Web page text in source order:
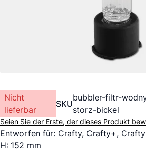
Nicht
lieferbar
SKU
bubbler-filtr-
storz-bickel
Seien Sie der Erste, der dieses Produkt
Entworfen für: Crafty, Crafty+,
H: 152 mm